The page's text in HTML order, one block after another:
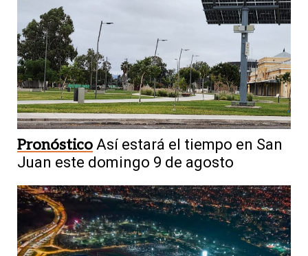
Pronóstico Así estará el tiempo en San
Juan este domingo 9 de agosto